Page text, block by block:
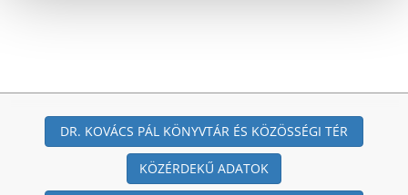
DR. KOVÁCS PÁL KÖNYVTÁR ÉS KÖZÖSSÉGI TÉR
KÖZÉRDEKŰ ADATOK